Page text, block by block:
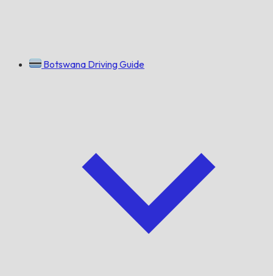
Botswana Driving Guide